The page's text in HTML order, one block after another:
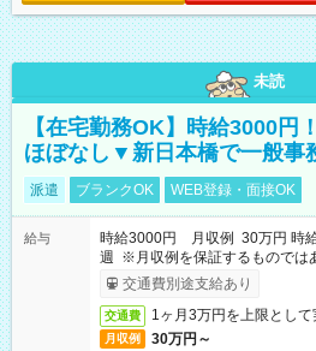
未読
【在宅勤務OK】時給3000円
ほぼなし▼新日本橋で一般事
派遣 ブランクOK WEB登録・面接OK
給与
時給3000円 月収例 30万円 時
週 ※月収例を保証するものでは
ービス利用可（利用条件有）
交通費別途支給あり
交通費 1ヶ月3万円を上限とし
月収例 30万円～